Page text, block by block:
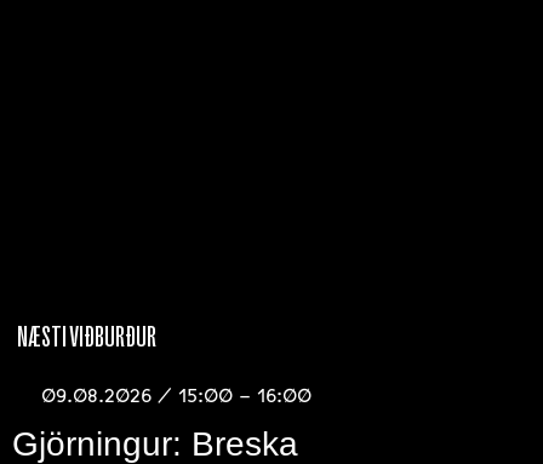
NÆSTI VIÐBURÐUR
09.08.2026 / 15:00 - 16:00
Gjörningur: Breska